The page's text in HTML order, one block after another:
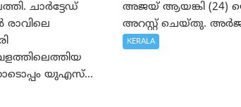
ചാർട്ടേഡ്
രാവിലെ
യുഎസ്...
അജയ് ആയങ്കി (24)
അറസ്റ്റ് ചെയ്തു.
KERALA